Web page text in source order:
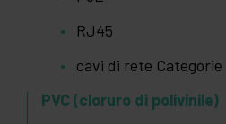
RJ45
cavi di rete Categorie
PVC (cloruro di polivinile)